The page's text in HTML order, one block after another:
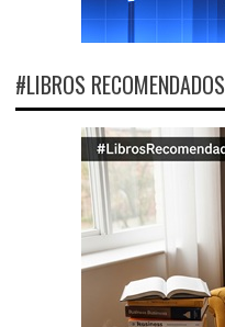
#LIBROS RECOMENDADOS